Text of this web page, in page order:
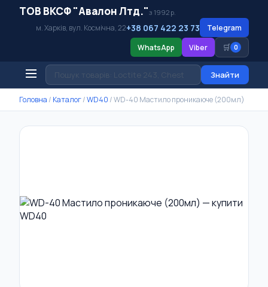
ТОВ ВКСФ "Авалон Лтд."з 1992 р.
м. Харків, вул. Космічна, 22+38 067 422 23 73
Telegram
WhatsApp
Viber 🛒 0
Знайти
Головна / Каталог/WD40 /WD-40 Мастило проникаюче (200мл)